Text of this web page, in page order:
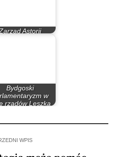
Astorii
Bydgoski
w
rządów Leszka
WPIS